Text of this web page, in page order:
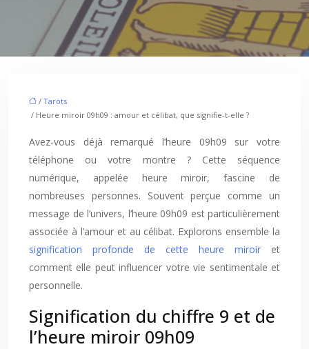
/ Tarots
/ Heure miroir 09h09 : amour et célibat, que signifie-t-elle ?
Avez-vous déjà remarqué l’heure 09h09 sur votre
téléphone ou votre montre ? Cette séquence
numérique, appelée heure miroir, fascine de
nombreuses personnes. Souvent perçue comme un
message de l’univers, l’heure 09h09 est particulièrement
associée à l’amour et au célibat. Explorons ensemble la
signification profonde de cette heure miroir et
comment elle peut influencer votre vie sentimentale et
personnelle.
Signification du chiffre 9 et de
l’heure miroir 09h09